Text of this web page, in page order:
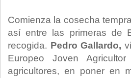
Comienza la cosecha
así entre las primeras de
recogida. Pedro Gallardo,
Europeo Joven
agricultores, en poner en